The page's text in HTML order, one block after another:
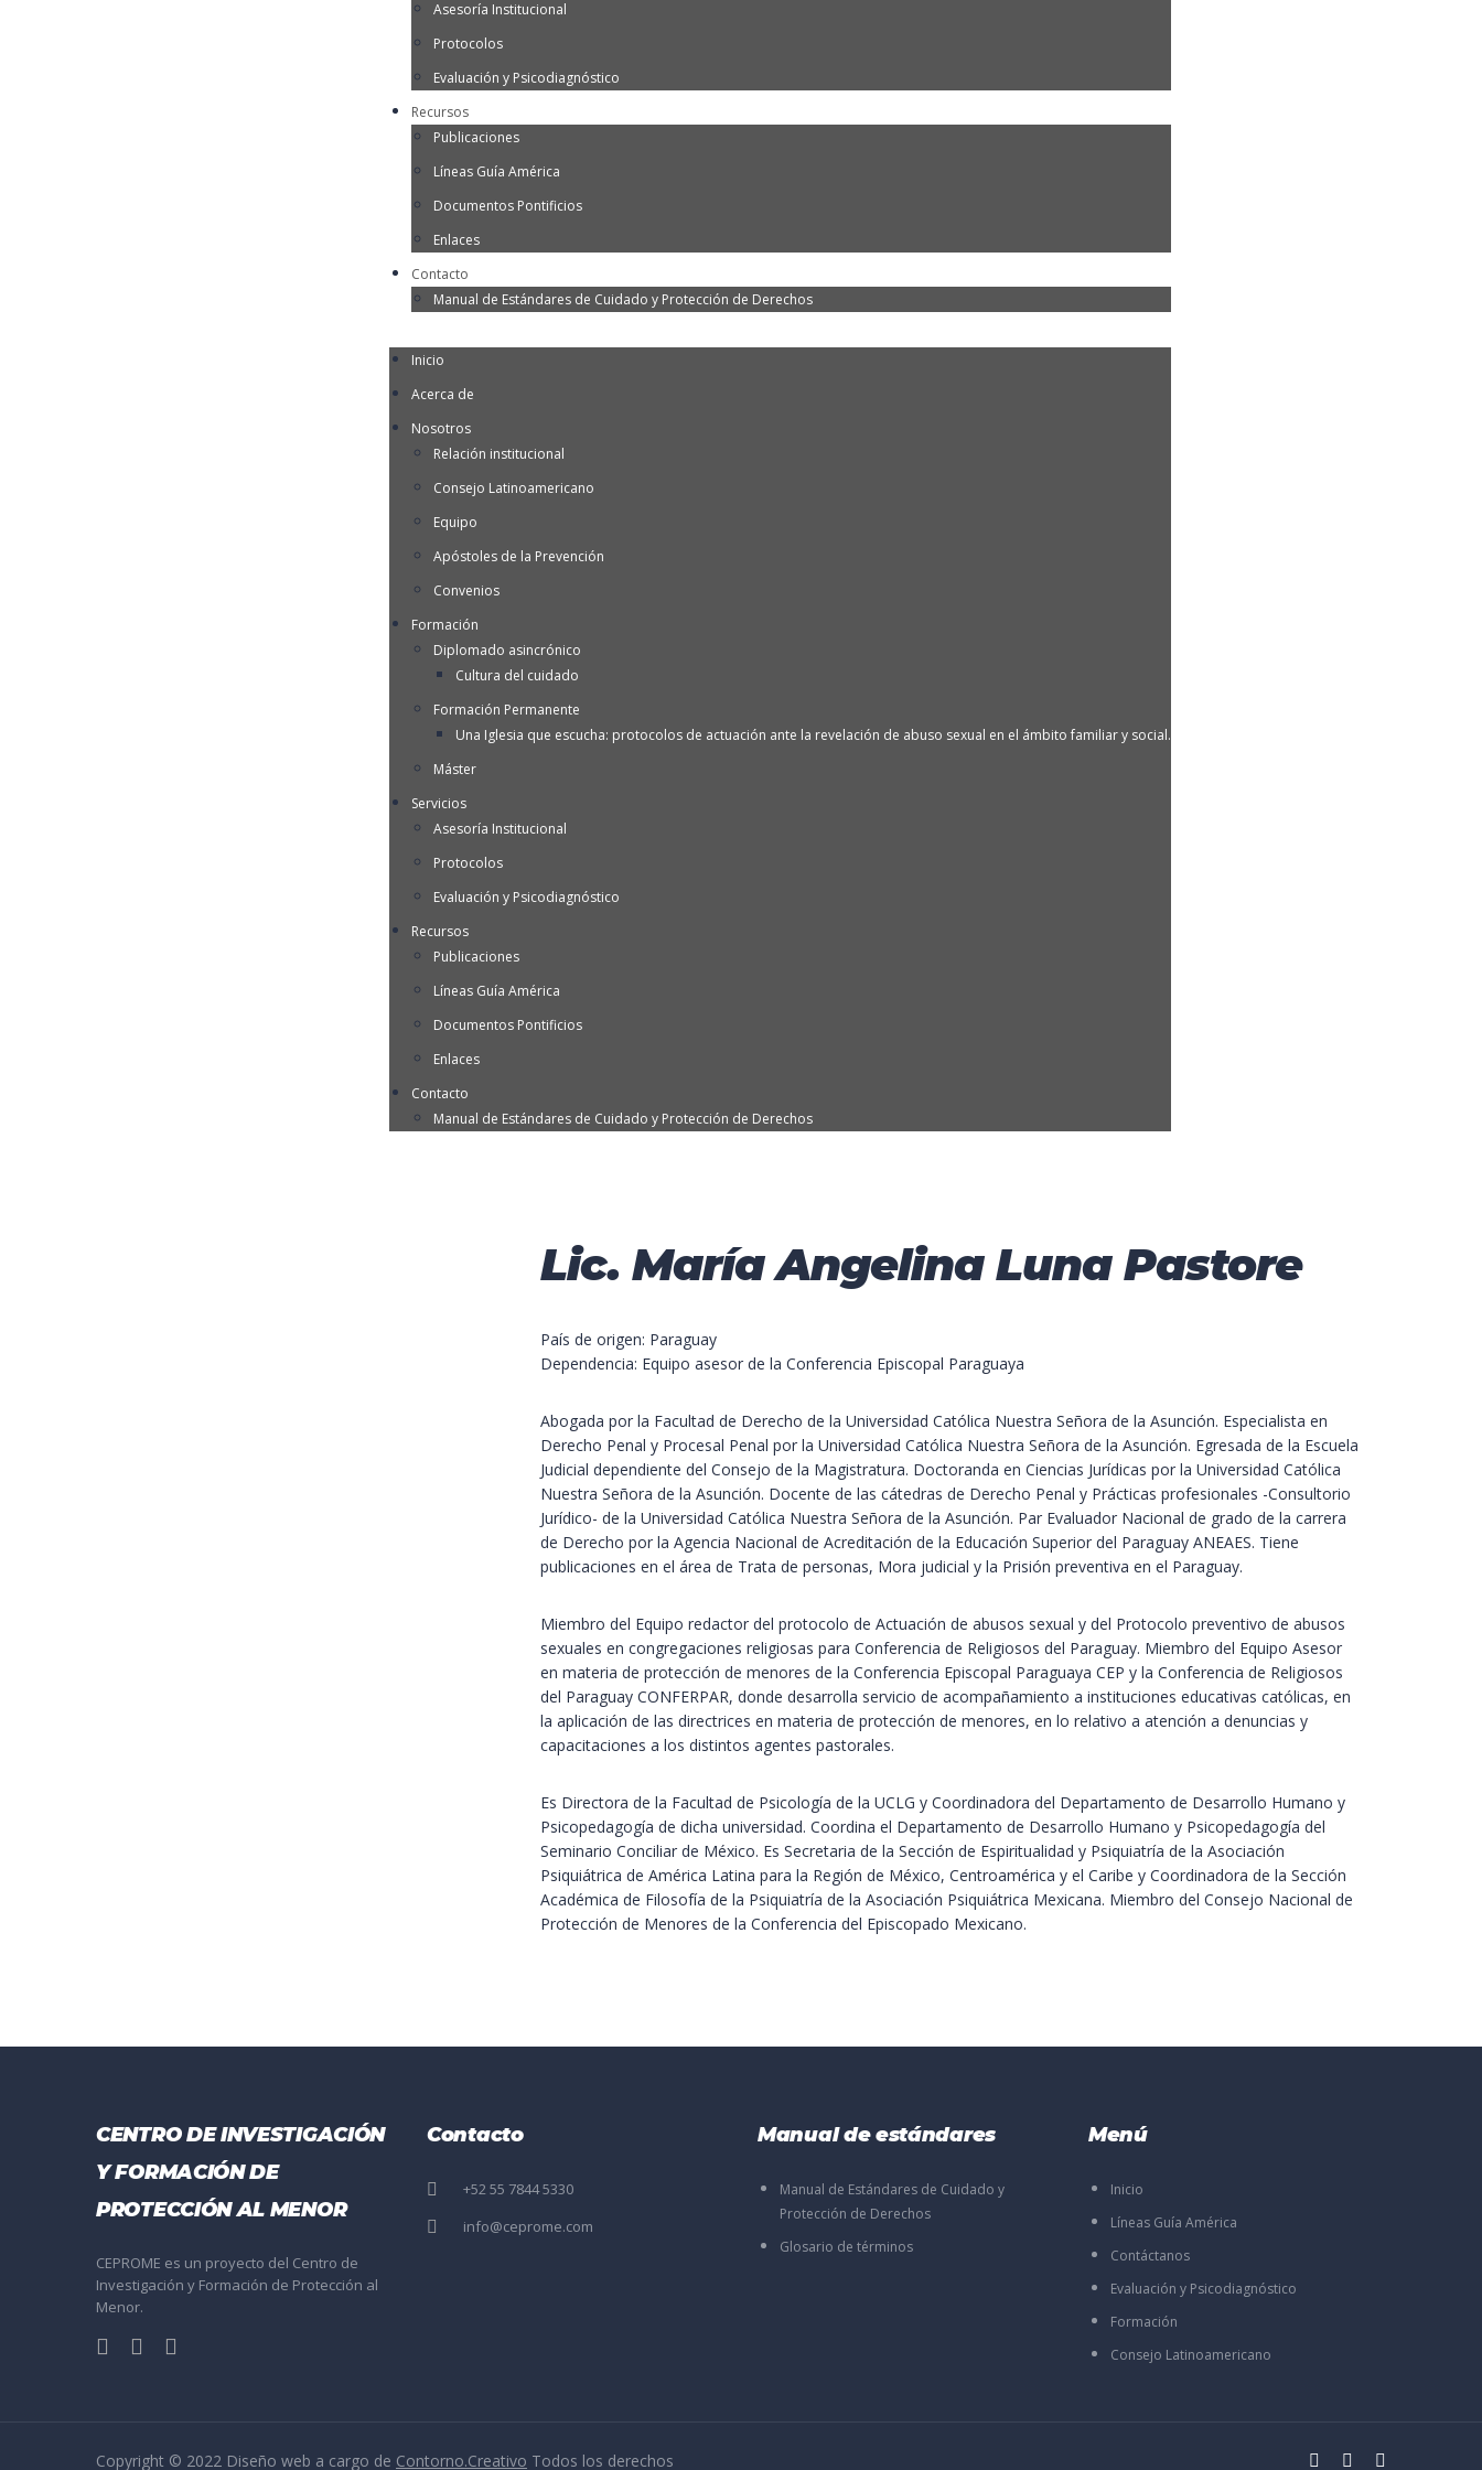
Asesoría Institucional
Protocolos
Evaluación y Psicodiagnóstico
Recursos
Publicaciones
Líneas Guía América
Documentos Pontificios
Enlaces
Contacto
Manual de Estándares de Cuidado y Protección de Derechos
Inicio
Acerca de
Nosotros
Relación institucional
Consejo Latinoamericano
Equipo
Apóstoles de la Prevención
Convenios
Formación
Diplomado asincrónico
Cultura del cuidado
Formación Permanente
Una Iglesia que escucha: protocolos de actuación ante la revelación de abuso sexual en el ámbito familiar y social.
Máster
Servicios
Asesoría Institucional
Protocolos
Evaluación y Psicodiagnóstico
Recursos
Publicaciones
Líneas Guía América
Documentos Pontificios
Enlaces
Contacto
Manual de Estándares de Cuidado y Protección de Derechos
Lic. María Angelina Luna Pastore
País de origen: Paraguay
Dependencia: Equipo asesor de la Conferencia Episcopal Paraguaya
Abogada por la Facultad de Derecho de la Universidad Católica Nuestra Señora de la Asunción. Especialista en
Derecho Penal y Procesal Penal por la Universidad Católica Nuestra Señora de la Asunción. Egresada de la Escuela
Judicial dependiente del Consejo de la Magistratura. Doctoranda en Ciencias Jurídicas por la Universidad Católica
Nuestra Señora de la Asunción. Docente de las cátedras de Derecho Penal y Prácticas profesionales -Consultorio
Jurídico- de la Universidad Católica Nuestra Señora de la Asunción. Par Evaluador Nacional de grado de la carrera
de Derecho por la Agencia Nacional de Acreditación de la Educación Superior del Paraguay ANEAES. Tiene
publicaciones en el área de Trata de personas, Mora judicial y la Prisión preventiva en el Paraguay.
Miembro del Equipo redactor del protocolo de Actuación de abusos sexual y del Protocolo preventivo de abusos
sexuales en congregaciones religiosas para Conferencia de Religiosos del Paraguay. Miembro del Equipo Asesor
en materia de protección de menores de la Conferencia Episcopal Paraguaya CEP y la Conferencia de Religiosos
del Paraguay CONFERPAR, donde desarrolla servicio de acompañamiento a instituciones educativas católicas, en
la aplicación de las directrices en materia de protección de menores, en lo relativo a atención a denuncias y
capacitaciones a los distintos agentes pastorales.
Es Directora de la Facultad de Psicología de la UCLG y Coordinadora del Departamento de Desarrollo Humano y
Psicopedagogía de dicha universidad. Coordina el Departamento de Desarrollo Humano y Psicopedagogía del
Seminario Conciliar de México. Es Secretaria de la Sección de Espiritualidad y Psiquiatría de la Asociación
Psiquiátrica de América Latina para la Región de México, Centroamérica y el Caribe y Coordinadora de la Sección
Académica de Filosofía de la Psiquiatría de la Asociación Psiquiátrica Mexicana. Miembro del Consejo Nacional de
Protección de Menores de la Conferencia del Episcopado Mexicano.
CENTRO DE INVESTIGACIÓN
Y FORMACIÓN DE
PROTECCIÓN AL MENOR
CEPROME es un proyecto del Centro de
Investigación y Formación de Protección al
Menor.
Contacto
+52 55 7844 5330
info@ceprome.com
Manual de estándares
Manual de Estándares de Cuidado y
Protección de Derechos
Glosario de términos
Menú
Inicio
Líneas Guía América
Contáctanos
Evaluación y Psicodiagnóstico
Formación
Consejo Latinoamericano
Copyright © 2022 Diseño web a cargo de Contorno.Creativo Todos los derechos